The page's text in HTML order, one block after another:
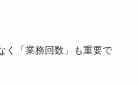
く「業務回数」も重要で